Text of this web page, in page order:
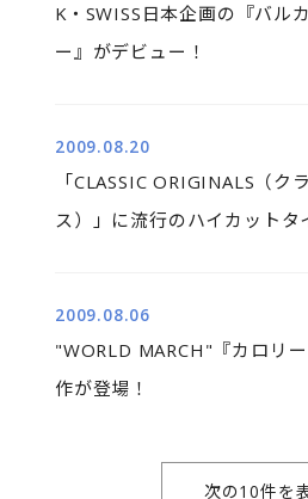
K・SWISS日本企画の『バル
ー』がデビュー！
2009.08.20
「CLASSIC ORIGINALS（ク
ス）」に流行のハイカットタ
2009.08.06
"WORLD MARCH"『カロリ
作が登場！
次の10件を